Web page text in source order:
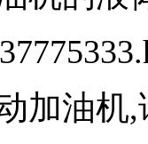
加油机